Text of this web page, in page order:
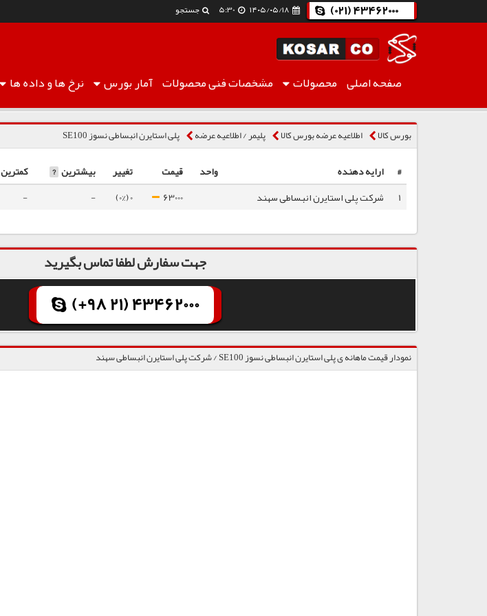
(021) 43462000
5:30 جستجو
صفحه اصلی محصولات مشخصات فنیمحصولات آماربورس نرخ هاو داده ها پلی استایرن انبساطی نسوز SE100
بورس کالا اطلاعیه عرضه بورس کالا پلیمر / اطلاعیه عرضه پلی استایرن انبساطی نسوز SE100
# ارایه دهنده واحد قیمت تغییر بیشترین ? کمترین
1
شرکت پلی استایرن انبساطی سهند 63000
0 (0%)
-
-
جهت سفارش لطفا تماس بگیرید
(+98 21) 43462000
نمودار قیمت ماهانه ی پلی استایرن انبساطی نسوز SE100 / شرکت پلی استایرن انبساطی سهند